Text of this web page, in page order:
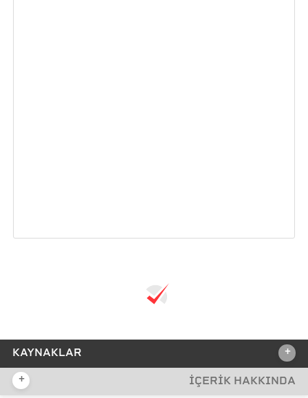
KAYNAKLAR +
REFERANSLAR
+ İÇERİK HAKKINDA